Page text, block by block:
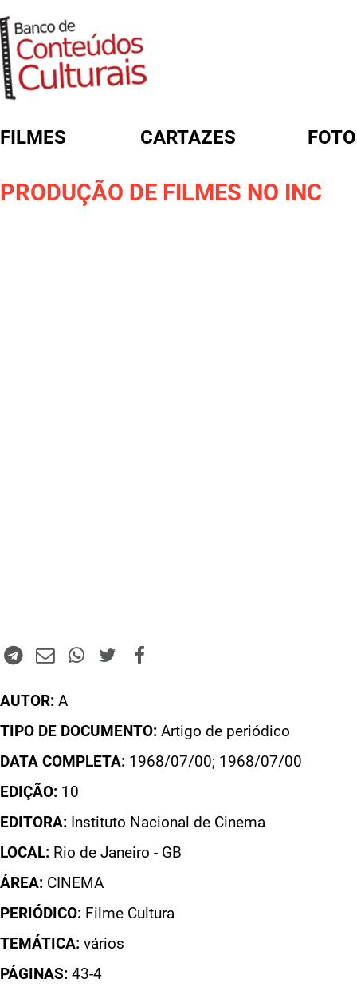
FILMES CARTAZES
PRODUÇÃO DE FILMES NO INC
AUTOR: A
TIPO DE DOCUMENTO: Artigo de periódico
DATA COMPLETA: 1968/07/00; 1968/07/00
EDIÇÃO: 10
EDITORA: Instituto Nacional de Cinema
LOCAL: Rio de Janeiro - GB
ÁREA: CINEMA
PERIÓDICO: Filme Cultura
TEMÁTICA: vários
PÁGINAS: 43-4
FORMULÁRIO DE BUSCA